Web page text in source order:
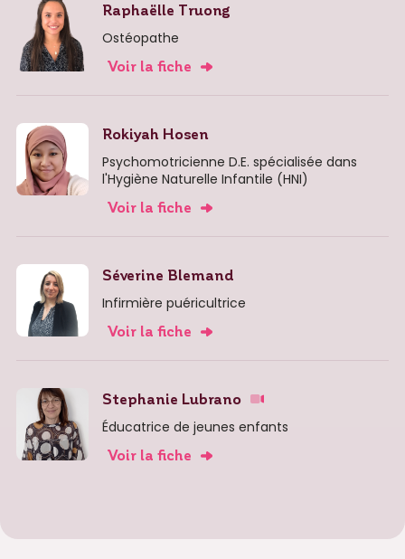
Raphaëlle Truong
Ostéopathe
Voir la fiche
Rokiyah Hosen
Psychomotricienne D.E. spécialisée dans
l'Hygiène Naturelle Infantile (HNI)
Voir la fiche
Séverine Blemand
Infirmière puéricultrice
Voir la fiche
Stephanie Lubrano
Éducatrice de jeunes enfants
Voir la fiche